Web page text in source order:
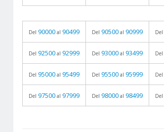
Del 90000 al 90499 Del 90500 al 90999 Del
Del 92500 al 92999 Del 93000 al 93499 Del
Del 95000 al 95499 Del 95500 al 95999 Del
Del 97500 al 97999 Del 98000 al 98499 Del